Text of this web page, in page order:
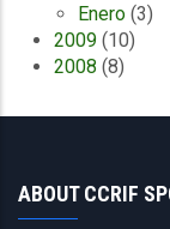
Enero (3)
2009 (10)
2008 (8)
ABOUT CCRIF